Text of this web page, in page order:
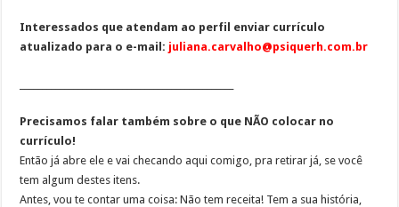
Interessados que atendam ao perfil enviar currículo
atualizado para o e-mail: juliana.carvalho@psiquerh.com.br
Precisamos falar também sobre o que NÃO colocar no
currículo!
Então já abre ele e vai checando aqui comigo, pra retirar já, se você
tem algum destes itens.
Antes, vou te contar uma coisa: Não tem receita! Tem a sua história,